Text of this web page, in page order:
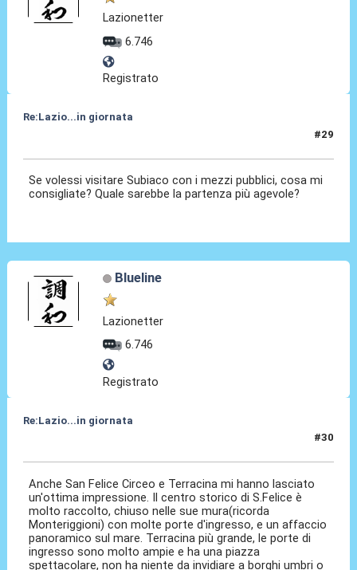
Lazionetter
6.746
Registrato
Re:Lazio...in giornata
#29
Se volessi visitare Subiaco con i mezzi pubblici, cosa mi
consigliate? Quale sarebbe la partenza più agevole?
Blueline
Lazionetter
6.746
Registrato
Re:Lazio...in giornata
#30
Anche San Felice Circeo e Terracina mi hanno lasciato
un'ottima impressione. Il centro storico di S.Felice è
molto raccolto, chiuso nelle sue mura(ricorda
Monteriggioni) con molte porte d'ingresso, e un affaccio
panoramico sul mare. Terracina più grande, le porte di
ingresso sono molto ampie e ha una piazza
spettacolare, non ha niente da invidiare a borghi umbri o